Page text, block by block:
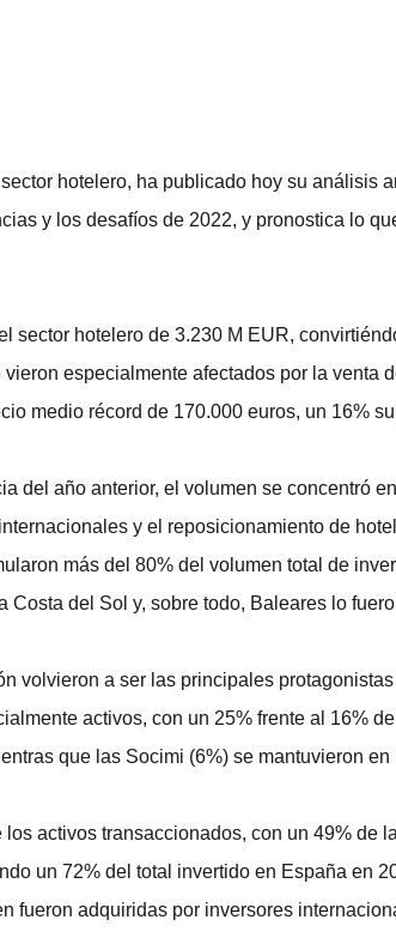
hotelero, ha publicado hoy su análisis
y los desafíos de 2022, y pronostica lo
sector hotelero de 3.230 M EUR,
especialmente afectados por la venta
medio récord de 170.000 euros, un 16%
del año anterior, el volumen se concentró
y el reposicionamiento de
más del 80% del volumen total de
del Sol y, sobre todo, Baleares lo
volvieron a ser las principales
activos, con un 25% frente al 16%
que las Socimi (6%) se mantuvieron
activos transaccionados, con un 49% de
un 72% del total invertido en España en
fueron adquiridas por inversores